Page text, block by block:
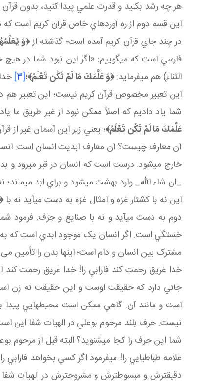
هر چه رشد بکنيد و قدرت علمي پيدا کنيد، بدون قرآن
اين قسم دوم از ره آوردهاي خاص قرآن کريم است
در چند جاي قرآن کريم آمده است؛ گذشته از﴿وَ
فارسي است که مي گوييم: «اگر اين نبود شما در هيچ
الثناء) هم مي فرمايد:﴿وَ عَلَّمَكَ مَا لَمْ تَكُن تَعْلَمُ﴾؛[3]
اين تعبير مخصوص قرآن کريم نيست؛ اين تعبير
شما ياد داديم که اصلاً ممکن نبود از غير طريق ما
عَلَّمَكَ مَا لَمْ تَكُن تَعْلَمُ﴾؛ يعني زير اين آسمان غير از
آن معارف چيست؟ آن معارف ابديت انسان است.
خارج مي شود. درست است که انسان در قبر مي رود و
_ان شاء الله_ وارد بهشت مي شود و براي ابد مي
اين نه با کشتار غزه و امثال غزه به دست مي آيد نه با
دوم به دست مي آيد و نه با صنايع و حِرَف. فرمود
خستگي است. اگر انسان يک موجود ابدي است که به
مشترک بين انسان و دام است؛ اينها بدن را تأمين
خدا غريق رحمت کند فارابي را! خدا غريق رحمت کند
جاني دارد که حقيقت اوست و اين حقيقت نه زن
است و مانند آن. گاهي ممکن است محيط هايي پيدا
نيست. حرف بلند مرحوم بوعلي در الهيات شفا اين
شما اين حرف را کجا مي شنويد؟ البته قبل از مرحوم
علامه طباطبايي را! مي فرمود اگر کسي بخواهد فارابي
دقيق ترش و مبسوط ترش و مشروح ترش در الهيات